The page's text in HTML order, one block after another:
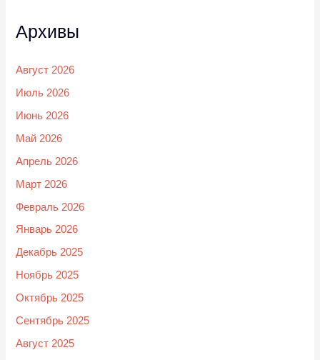
Архивы
Август 2026
Июль 2026
Июнь 2026
Май 2026
Апрель 2026
Март 2026
Февраль 2026
Январь 2026
Декабрь 2025
Ноябрь 2025
Октябрь 2025
Сентябрь 2025
Август 2025